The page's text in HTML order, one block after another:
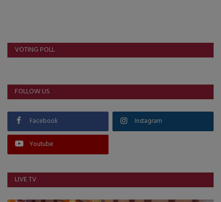
VOTING POLL
FOLLOW US
Facebook Instagram
Youtube
LIVE TV